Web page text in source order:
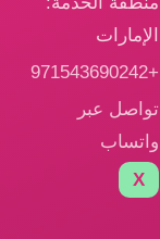
الإمارات
+971543690242
تواصل عبر
واتساب
X